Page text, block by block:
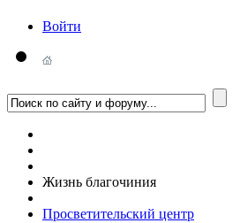
Войти
Жизнь благочиния
Просветительский центр